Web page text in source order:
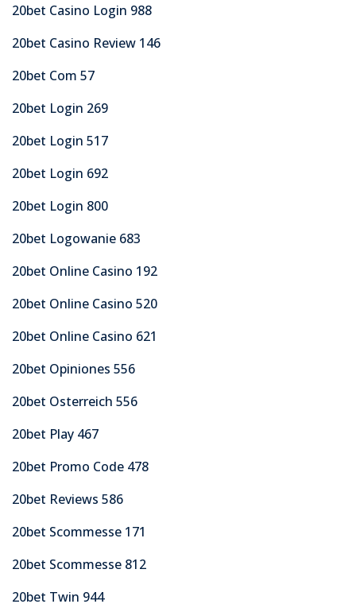
20bet Casino Login 988
20bet Casino Review 146
20bet Com 57
20bet Login 269
20bet Login 517
20bet Login 692
20bet Login 800
20bet Logowanie 683
20bet Online Casino 192
20bet Online Casino 520
20bet Online Casino 621
20bet Opiniones 556
20bet Osterreich 556
20bet Play 467
20bet Promo Code 478
20bet Reviews 586
20bet Scommesse 171
20bet Scommesse 812
20bet Twin 944